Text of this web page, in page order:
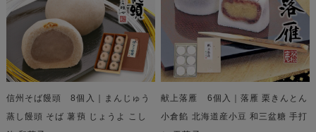
信州そば饅頭 8個入｜まんじゅう
蒸し饅頭 そば 薯蕷 じょうよ こし
献上落雁 6個入｜落雁 栗きんとん
小倉餡 北海道産小豆 和三盆糖 手打